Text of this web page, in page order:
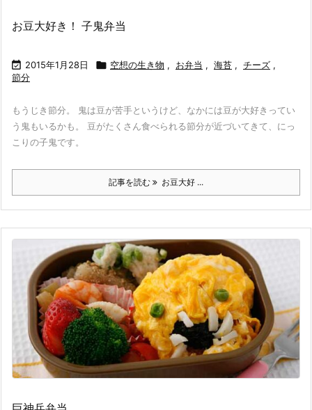
お豆大好き！ 子鬼弁当
 2015年1月28日  空想の生き物 , お弁当 , 海苔 , チーズ ,
節分
もうじき節分。 鬼は豆が苦手というけど、なかには豆が大好きってい
う鬼もいるかも。 豆がたくさん食べられる節分が近づいてきて、にっ
こりの子鬼です。
記事を読む お豆大好 ...